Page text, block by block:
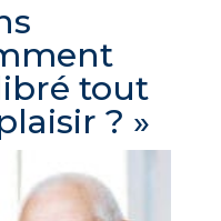
tout
? »